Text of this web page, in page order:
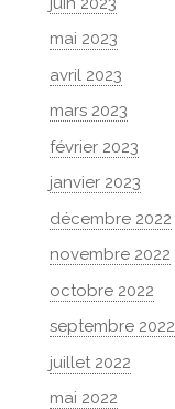
mai 2023
avril 2023
mars 2023
février 2023
janvier 2023
décembre 2022
novembre 2022
octobre 2022
septembre 2022
juillet 2022
mai 2022